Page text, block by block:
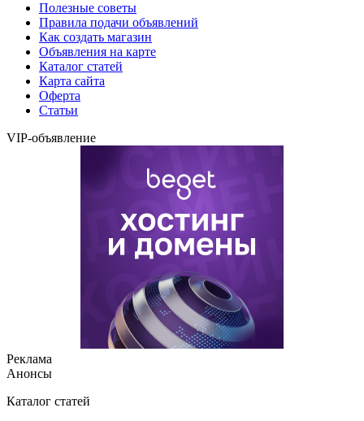
Полезные советы
Правила подачи объявлений
Как создать магазин
Объявления на карте
Каталог статей
Карта сайта
Оферта
Статьи
VIP-объявление
Реклама
Анонсы
Каталог статей